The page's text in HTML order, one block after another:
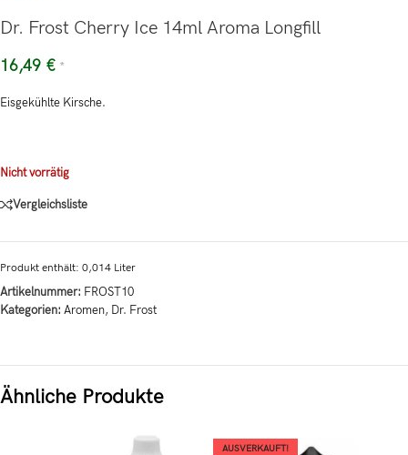
Dr. Frost Cherry Ice 14ml Aroma Longfill
16,49 € *
Eisgekühlte Kirsche.
Nicht vorrätig
Vergleichsliste
Produkt enthält: 0,014 Liter
Artikelnummer: FROST10
Kategorien: Aromen, Dr. Frost
Ähnliche Produkte
AUSVERKAUFT!